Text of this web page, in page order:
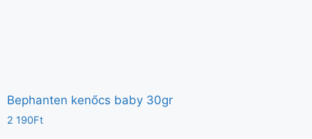
Bephanten kenőcs baby 30gr
2 190Ft